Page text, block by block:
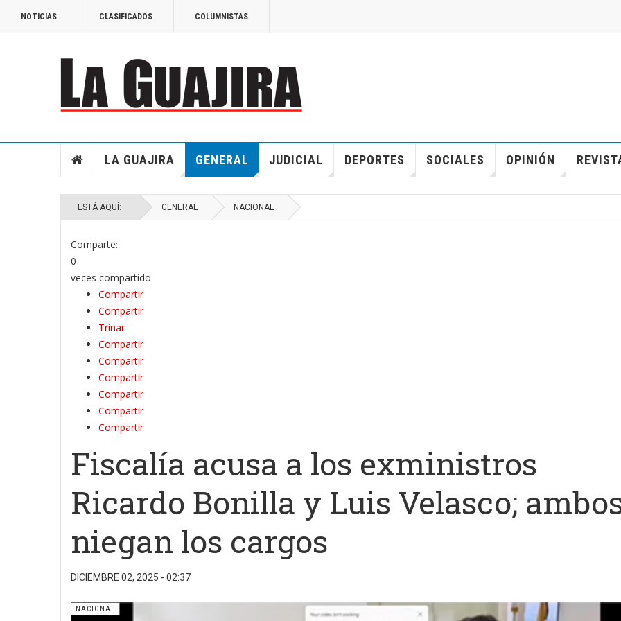
NOTICIAS CLASIFICADOS COLUMNISTAS
LA GUAJIRA GENERAL JUDICIAL DEPORTES SOCIALES OPINIÓN
ESTÁ AQUÍ: GENERAL NACIONAL
Comparte:
0
veces compartido
Compartir
Compartir
Trinar
Compartir
Compartir
Compartir
Compartir
Compartir
Compartir
Fiscalía acusa a los exministros
Ricardo Bonilla y Luis Velasco;
niegan los cargos
DICIEMBRE 02, 2025 - 02:37
NACIONAL